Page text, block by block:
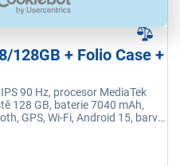
128GB + Folio Case +
90 Hz, procesor MediaTek
128 GB, baterie 7040 mAh,
GPS, Wi-Fi, Android 15, barva